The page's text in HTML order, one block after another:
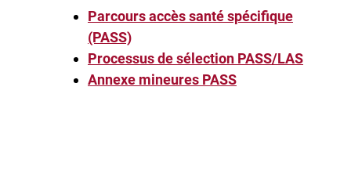
Parcours accès santé spécifique
(PASS)
Processus de sélection PASS/LAS
Annexe mineures PASS